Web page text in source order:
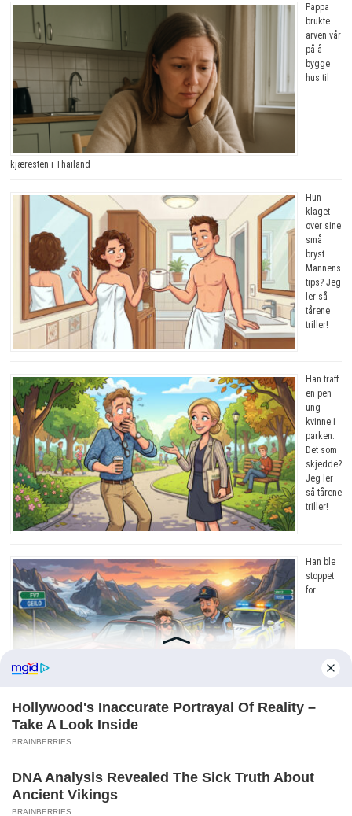
Pappa
brukte
arven vår
på å
bygge
hus til
kjæresten i Thailand
Hun
klaget
over sine
små
bryst.
Mannens
tips? Jeg
ler så
tårene
triller!
Han traff
en pen
ung
kvinne i
parken.
Det som
skjedde?
Jeg ler
så tårene
triller!
Han ble
stoppet
for
råkjøring. Grunnen? Jeg ler så tårene triller!